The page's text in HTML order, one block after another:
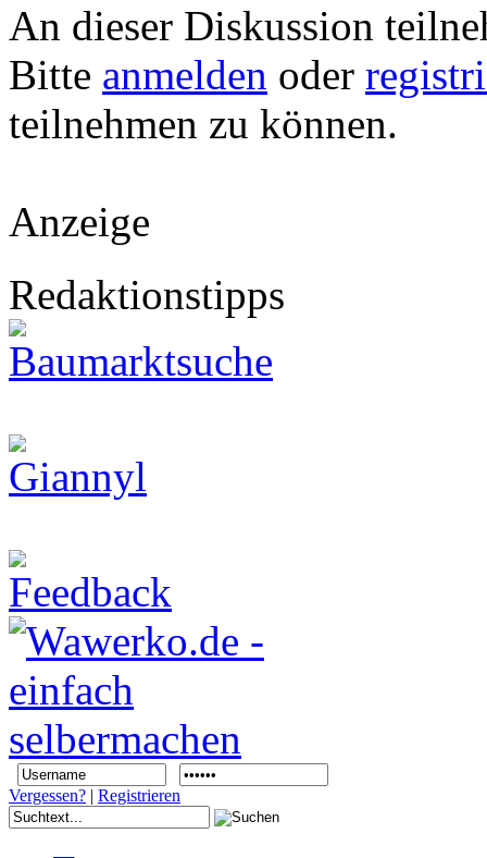
An dieser Diskussion
Bitte anmelden oder
teilnehmen zu können.
Anzeige
Redaktionstipps
Vergessen? | Registrieren